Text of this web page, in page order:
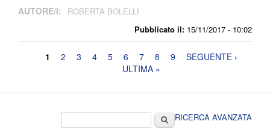
Pubblicato il: 15/11/2017 - 10:02
AUTORE/I: ROBERTA BOLELLI
Pagine
1 2 3 4 5 6 7 8 9
SEGUENTE ›
ULTIMA »
CercaRICERCA AVANZATA